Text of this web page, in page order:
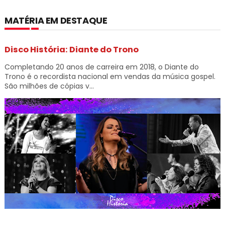
MATÉRIA EM DESTAQUE
Disco História: Diante do Trono
Completando 20 anos de carreira em 2018, o Diante do
Trono é o recordista nacional em vendas da música gospel.
São milhões de cópias v...